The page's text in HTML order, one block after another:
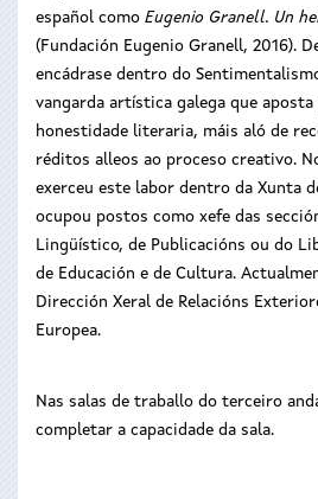
español como Eugenio Granell. Un
(Fundación Eugenio Granell, 2016).
encádrase dentro do
vangarda artística galega que aposta
honestidade literaria, máis aló de
réditos alleos ao proceso creativo.
exerceu este labor dentro da Xunta
ocupou postos como xefe das
Lingüístico, de Publicacións ou do
de Educación e de Cultura.
Dirección Xeral de Relacións
Europea.
Nas salas de traballo do terceiro
completar a capacidade da sala.